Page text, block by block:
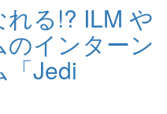
る!? ILM や
インターン
「Jedi